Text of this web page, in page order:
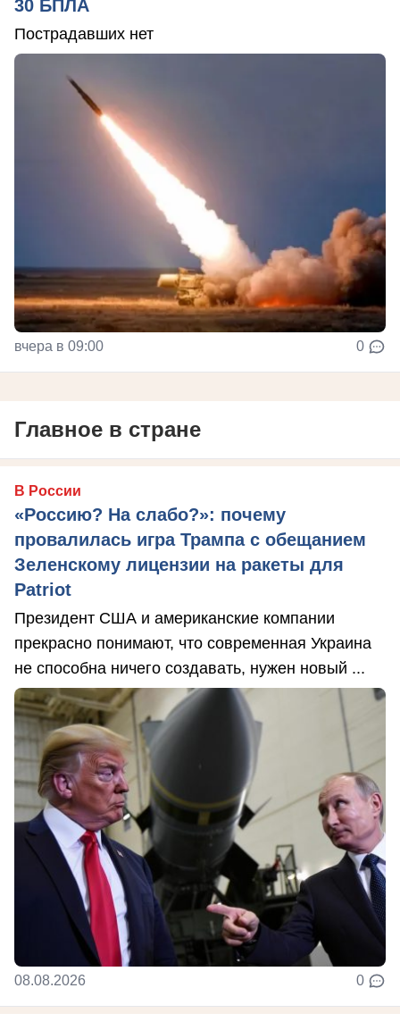
30 БПЛА
Пострадавших нет
вчера в 09:00 0
Главное в стране
В России
«Россию? На слабо?»: почему
провалилась игра Трампа с обещанием
Зеленскому лицензии на ракеты для
Patriot
Президент США и американские компании
прекрасно понимают, что современная Украина
не способна ничего создавать, нужен новый ...
08.08.2026 0